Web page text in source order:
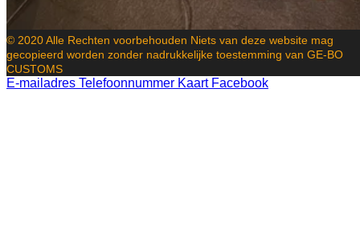
© 2020 Alle Rechten voorbehouden Niets van deze website mag
gecopieerd worden zonder nadrukkelijke toestemming van GE-BO
CUSTOMS
E-mailadres Telefoonnummer Kaart Facebook